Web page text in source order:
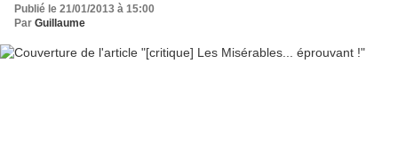
Publié le 21/01/2013 à 15:00
Par Guillaume